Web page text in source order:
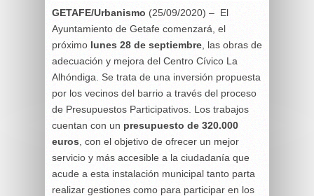
GETAFE/Urbanismo (25/09/2020) – El
Ayuntamiento de Getafe comenzará, el
próximo lunes 28 de septiembre , las obras de
adecuación y mejora del Centro Cívico La
Alhóndiga. Se trata de una inversión propuesta
por los vecinos del barrio a través del proceso
de Presupuestos Participativos. Los trabajos
cuentan con un presupuesto de 320.000
euros , con el objetivo de ofrecer un mejor
servicio y más accesible a la ciudadanía que
acude a esta instalación municipal tanto parta
realizar gestiones como para participar en los